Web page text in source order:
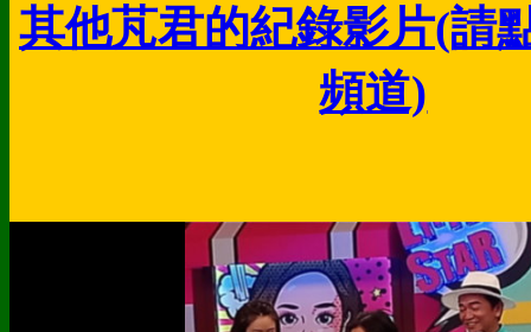
其他芃君的紀錄影片(請
頻道)